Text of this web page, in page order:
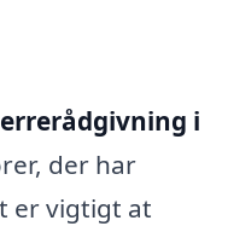
i
der har
er vigtigt at